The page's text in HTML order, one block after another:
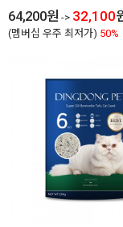
64,200원 -> 32,100
(멤버십 우주 최저가) 50%